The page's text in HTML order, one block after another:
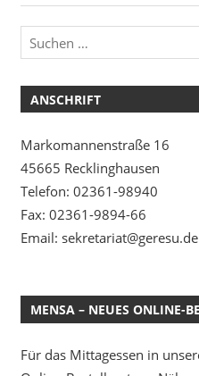
ANSCHRIFT
Markomannenstraße 16
45665 Recklinghausen
Telefon: 02361-98940
Fax: 02361-9894-66
Email: sekretariat@geresu.de
MENSA – NEUES ONLINE-
Für das Mittagessen in